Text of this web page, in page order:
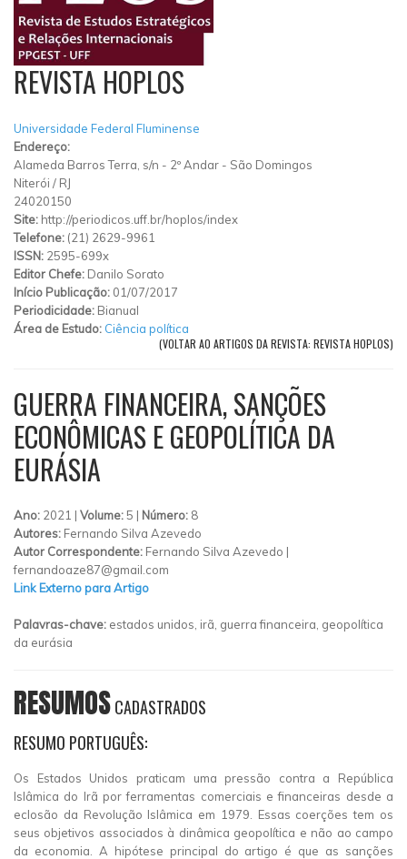
REVISTA HOPLOS
Universidade Federal Fluminense
Endereço:
Alameda Barros Terra, s/n - 2º Andar - São Domingos
Niterói / RJ
24020150
Site: http://periodicos.uff.br/hoplos/index
Telefone: (21) 2629-9961
ISSN: 2595-699x
Editor Chefe: Danilo Sorato
Início Publicação: 01/07/2017
Periodicidade: Bianual
Área de Estudo: Ciência política
(VOLTAR AO ARTIGOS DA REVISTA: REVISTA HOPLOS)
GUERRA FINANCEIRA, SANÇÕES
ECONÔMICAS E GEOPOLÍTICA DA
EURÁSIA
Ano: 2021 | Volume:5 | Número: 8
Autores: Fernando Silva Azevedo
Autor Correspondente: Fernando Silva Azevedo |
fernandoaze87@gmail.com
Link Externo para Artigo
Palavras-chave: estados unidos, irã, guerra financeira, geopolítica
da eurásia
RESUMOSCADASTRADOS
RESUMO PORTUGUÊS:
Os Estados Unidos praticam uma pressão contra a República
Islâmica do Irã por ferramentas comerciais e financeiras desde a
eclosão da Revolução Islâmica em 1979. Essas coerções tem os
seus objetivos associados à dinâmica geopolítica e não ao campo
da economia. A hipótese principal do artigo é que as sanções